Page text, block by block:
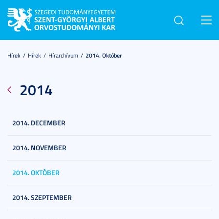
Hírek Hírek Hírarchívum 2014. Október
2014
2014. DECEMBER
2014. NOVEMBER
2014. OKTÓBER
2014. SZEPTEMBER